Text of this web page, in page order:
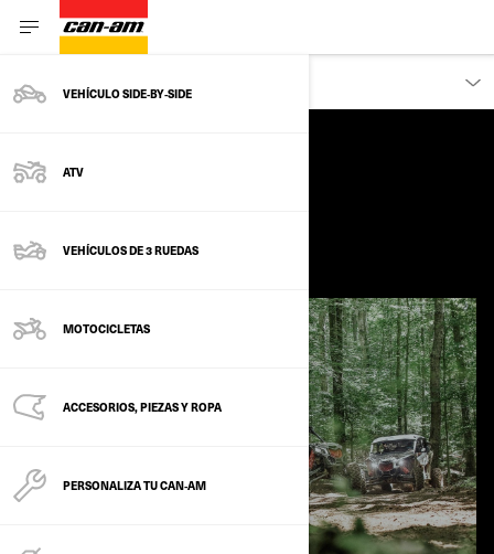
VEHÍCULO SIDE‑BY‑SIDE
ATV
VEHÍCULOS DE 3 RUEDAS
MOTOCICLETAS
ACCESORIOS, PIEZAS Y ROPA
PERSONALIZA TU CAN‑AM
DESCUBRE